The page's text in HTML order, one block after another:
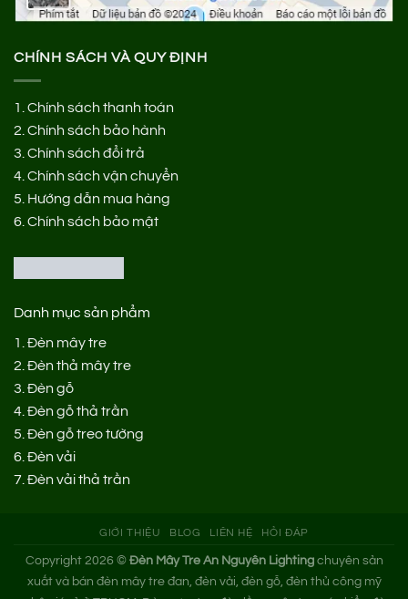
CHÍNH SÁCH VÀ QUY ĐỊNH
1. Chính sách thanh toán
2. Chính sách bảo hành
3. Chính sách đổi trả
4. Chính sách vận chuyển
5. Hướng dẫn mua hàng
6. Chính sách bảo mật
Danh mục sản phẩm
1. Đèn mây tre
2. Đèn thả mây tre
3. Đèn gỗ
4. Đèn gỗ thả trần
5. Đèn gỗ treo tường
6. Đèn vải
7. Đèn vải thả trần
GIỚI THIỆU BLOG LIÊN HỆ HỎI ĐÁP
Copyright 2026 © Đèn Mây Tre An Nguyên Lightingchuyên sản
xuất và bán đèn mây tre đan, đèn vải, đèn gỗ, đèn thủ công mỹ